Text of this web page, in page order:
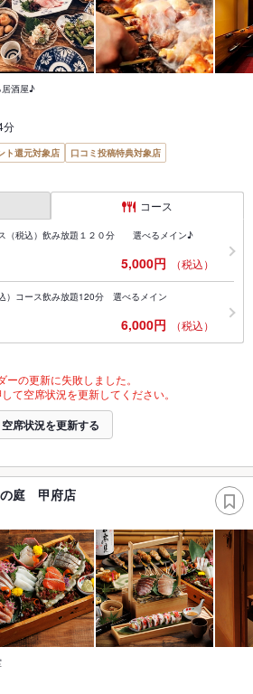
居酒屋♪
分
ト還元対象店
口コミ投稿特典対象店
コース
（税込）飲み放題１２０分 選べるメイン♪
5,000円 （税込）
コース飲み放題120分 選べるメイン
6,000円 （税込）
ーの更新に失敗しました。
て空席状況を更新してください。
空席状況を更新する
庭 甲府店